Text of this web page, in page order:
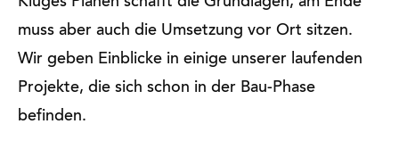
muss aber auch die Umsetzung vor Ort sitzen.
Wir geben Einblicke in einige unserer laufenden
Projekte, die sich schon in der Bau-Phase
befinden.